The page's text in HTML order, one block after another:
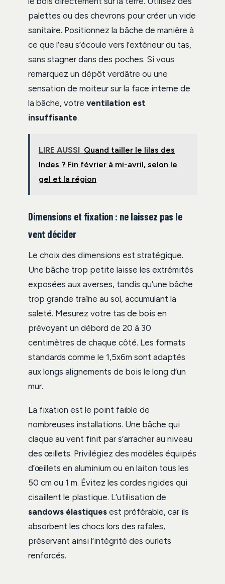
palettes ou des chevrons pour créer un vide
sanitaire. Positionnez la bâche de manière à
ce que l’eau s’écoule vers l’extérieur du tas,
sans stagner dans des poches. Si vous
remarquez un dépôt verdâtre ou une
sensation de moiteur sur la face interne de
la bâche, votre ventilation est
insuffisante.
LIRE AUSSI Quand tailler le lilas des
Indes ? Fin février à mi-avril, selon le
gel et la région
Dimensions et fixation : ne laissez pas le
vent décider
Le choix des dimensions est stratégique.
Une bâche trop petite laisse les extrémités
exposées aux averses, tandis qu’une bâche
trop grande traîne au sol, accumulant la
saleté. Mesurez votre tas de bois en
prévoyant un débord de 20 à 30
centimètres de chaque côté. Les formats
standards comme le 1,5x6m sont adaptés
aux longs alignements de bois le long d’un
mur.
La fixation est le point faible de
nombreuses installations. Une bâche qui
claque au vent finit par s’arracher au niveau
des œillets. Privilégiez des modèles équipés
d’œillets en aluminium ou en laiton tous les
50 cm ou 1 m. Évitez les cordes rigides qui
cisaillent le plastique. L’utilisation de
sandows élastiques est préférable, car ils
absorbent les chocs lors des rafales,
préservant ainsi l’intégrité des ourlets
renforcés.